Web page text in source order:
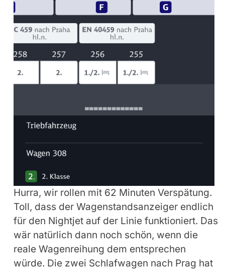
Hurra, wir rollen mit 62 Minuten Verspätung.
Toll, dass der Wagenstandsanzeiger endlich
für den Nightjet auf der Linie funktioniert. Das
wär natürlich dann noch schön, wenn die
reale Wagenreihung dem entsprechen
würde. Die zwei Schlafwagen nach Prag hat